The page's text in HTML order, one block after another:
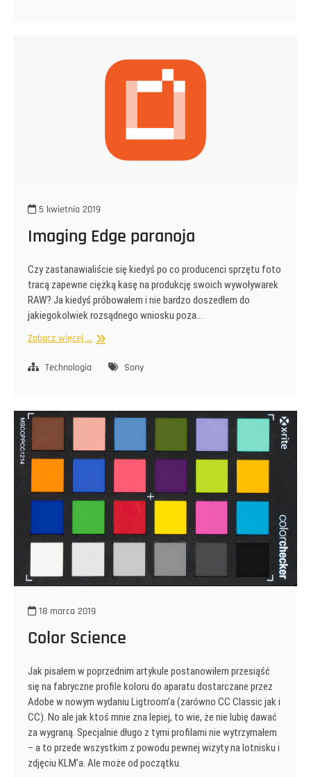
5 kwietnia 2019
Imaging Edge paranoja
Czy zastanawialiście się kiedyś po co producenci sprzętu foto
tracą zapewne ciężką kasę na produkcję swoich wywoływarek
RAW? Ja kiedyś próbowałem i nie bardzo doszedłem do
jakiegokolwiek rozsądnego wniosku poza…
Zobacz więcej ... Imaging
paranoja
Technologia Sony
18 marca 2019
Color Science
Jak pisałem w poprzednim artykule postanowiłem przesiąść
się na fabryczne profile koloru do aparatu dostarczane przez
Adobe w nowym wydaniu Ligtroom’a (zarówno CC Classic jak i
CC). No ale jak ktoś mnie zna lepiej, to wie, że nie lubię dawać
za wygraną. Specjalnie długo z tymi profilami nie wytrzymałem
– a to przede wszystkim z powodu pewnej wizyty na lotnisku i
zdjęciu KLM’a. Ale może od początku.